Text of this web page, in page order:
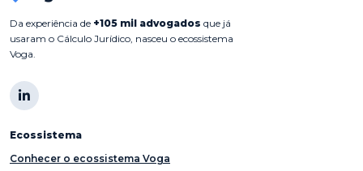
Da experiência de +105 mil advogados que já
usaram o Cálculo Jurídico, nasceu o ecossistema
Voga.
Ecossistema
Conhecer o ecossistema Voga